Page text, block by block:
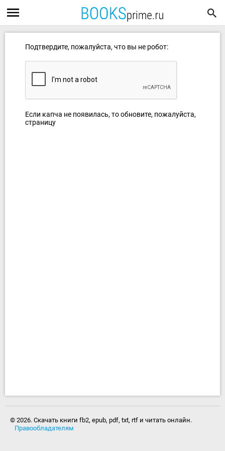
Подтвердите, пожалуйста, что вы не робот:
Если капча не появилась, то обновите, пожалуйста,
страницу
© 2026. Скачать книги fb2, epub, pdf, txt, rtf и читать онлайн.
Правообладателям